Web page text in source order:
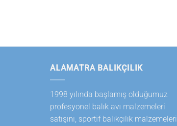
ALAMATRA BALIKÇILIK
1998 yılında başlamış olduğumuz
profesyonel balık avı malzemeleri
satışını, sportif balıkçılık malzemeleri